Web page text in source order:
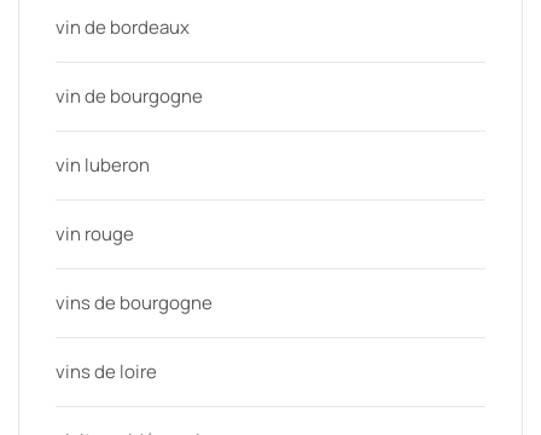
vin de bordeaux
vin de bourgogne
vin luberon
vin rouge
vins de bourgogne
vins de loire